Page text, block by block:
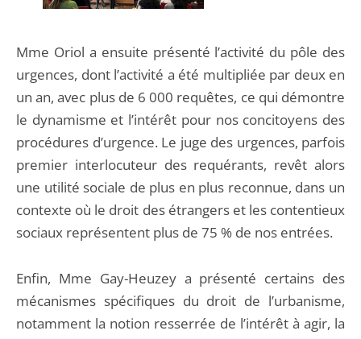
Mme Oriol a ensuite présenté l’activité du pôle des
urgences, dont l’activité a été multipliée par deux en
un an, avec plus de 6 000 requêtes, ce qui démontre
le dynamisme et l’intérêt pour nos concitoyens des
procédures d’urgence. Le juge des urgences, parfois
premier interlocuteur des requérants, revêt alors
une utilité sociale de plus en plus reconnue, dans un
contexte où le droit des étrangers et les contentieux
sociaux représentent plus de 75 % de nos entrées.
Enfin, Mme Gay-Heuzey a présenté certains des
mécanismes spécifiques du droit de l’urbanisme,
notamment la notion resserrée de l’intérêt à agir, la